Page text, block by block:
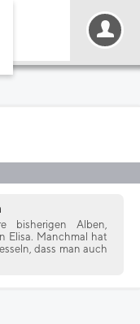
bisherigen Alben,
Elisa. Manchmal hat
dass man auch